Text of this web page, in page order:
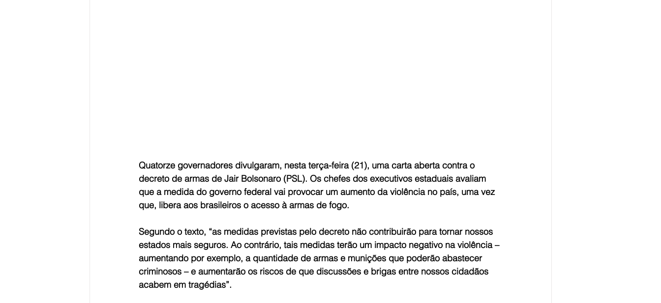
Quatorze governadores divulgaram, nesta terça-feira (21), uma carta aberta contra o
decreto de armas de Jair Bolsonaro (PSL). Os chefes dos executivos estaduais avaliam
que a medida do governo federal vai provocar um aumento da violência no país, uma vez
que, libera aos brasileiros o acesso à armas de fogo.
Segundo o texto, “as medidas previstas pelo decreto não contribuirão para tornar nossos
estados mais seguros. Ao contrário, tais medidas terão um impacto negativo na violência –
aumentando por exemplo, a quantidade de armas e munições que poderão abastecer
criminosos – e aumentarão os riscos de que discussões e brigas entre nossos cidadãos
acabem em tragédias”.